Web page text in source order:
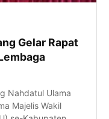
Gelar Rapat
Nahdatul Ulama
Majelis Wakil